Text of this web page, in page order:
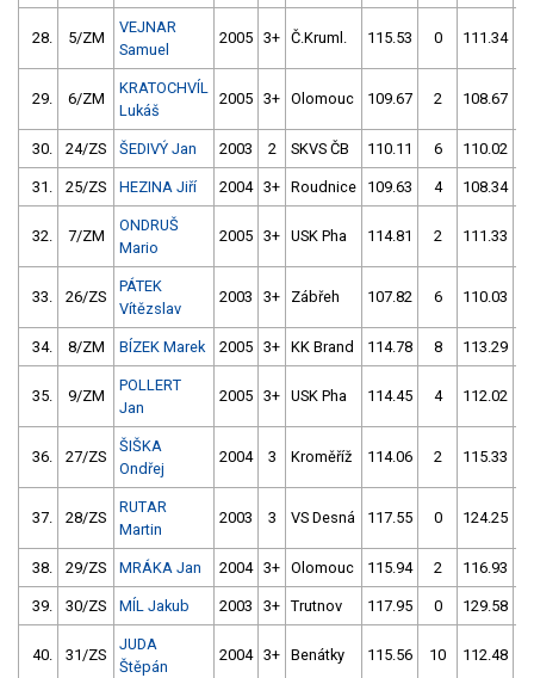
28. 5/ZM
VEJNAR
Samuel
2005 3+ Č.Kruml. 115.53 0 111.34
29. 6/ZM
KRATOCHVÍL
Lukáš
2005 3+ Olomouc 109.67 2 108.67
30. 24/ZS ŠEDIVÝ Jan 2003 2 SKVS ČB 110.11 6 110.02
31. 25/ZS HEZINA Jiří 2004 3+ Roudnice 109.63 4 108.34
32. 7/ZM
ONDRUŠ
Mario
2005 3+ USK Pha 114.81 2 111.33
33. 26/ZS
PÁTEK
Vítězslav
2003 3+ Zábřeh 107.82 6 110.03
34. 8/ZM BÍZEK Marek 2005 3+ KK Brand 114.78 8 113.29
35. 9/ZM
POLLERT
Jan
2005 3+ USK Pha 114.45 4 112.02
36. 27/ZS
ŠIŠKA
Ondřej
2004 3 Kroměříž 114.06 2 115.33
37. 28/ZS
RUTAR
Martin
2003 3 VS Desná 117.55 0 124.25
38. 29/ZS MRÁKA Jan 2004 3+ Olomouc 115.94 2 116.93
39. 30/ZS MÍL Jakub 2003 3+ Trutnov 117.95 0 129.58
40. 31/ZS
JUDA
Štěpán
2004 3+ Benátky 115.56 10 112.48